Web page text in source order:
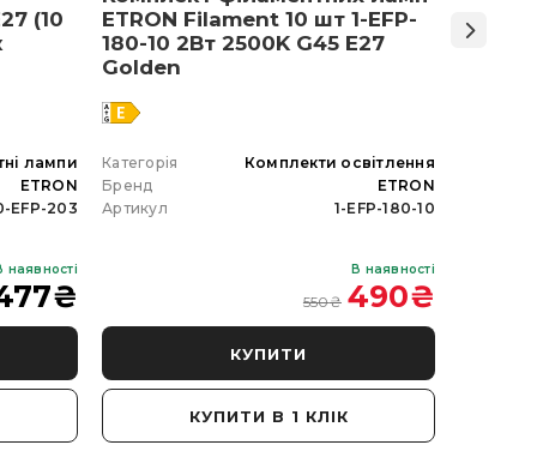
(10
лампи
ETRON
EFP-203
наявності
₴
ETRON Filament 10 шт 1-EFP-
180-10 2Вт 2500K G45 E27
Golden
Категорія
Комплекти освітлення
Бренд
ETRON
Артикул
1-EFP-180-10
В наявності
550₴ 490₴
КУПИТИ
КУПИТИ В 1 КЛІК
48 Вт